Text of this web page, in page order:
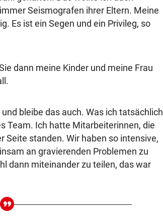
Seismografen ihrer Eltern. Meine
Es ist ein Segen und ein Privileg, so
dann meine Kinder und meine Frau
bleibe das auch. Was ich tatsächlich
Team. Ich hatte Mitarbeiterinnen, die
Seite standen. Wir haben so intensive,
an gravierenden Problemen zu
dann miteinander zu teilen, das war